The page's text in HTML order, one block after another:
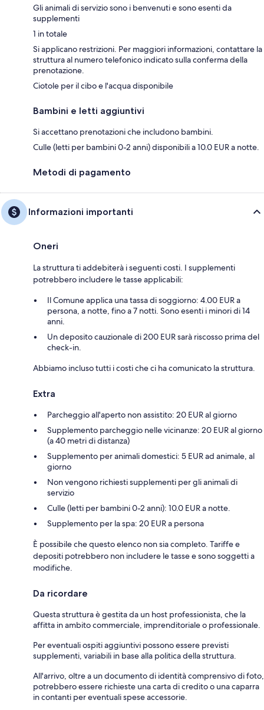
Gli animali di servizio sono i benvenuti e sono esenti da
supplementi
1 in totale
Si applicano restrizioni. Per maggiori informazioni, contattare la
struttura al numero telefonico indicato sulla conferma della
prenotazione.
Ciotole per il cibo e l'acqua disponibile
Bambini e letti aggiuntivi
Si accettano prenotazioni che includono bambini.
Culle (letti per bambini 0-2 anni) disponibili a 10.0 EUR a notte.
Metodi di pagamento
Informazioni importanti
Oneri
La struttura ti addebiterà i seguenti costi. I supplementi
potrebbero includere le tasse applicabili:
Il Comune applica una tassa di soggiorno: 4.00 EUR a
persona, a notte, fino a 7 notti. Sono esenti i minori di 14
anni.
Un deposito cauzionale di 200 EUR sarà riscosso prima del
check-in.
Abbiamo incluso tutti i costi che ci ha comunicato la struttura.
Extra
Parcheggio all'aperto non assistito: 20 EUR al giorno
Supplemento parcheggio nelle vicinanze: 20 EUR al giorno
(a 40 metri di distanza)
Supplemento per animali domestici: 5 EUR ad animale, al
giorno
Non vengono richiesti supplementi per gli animali di
servizio
Culle (letti per bambini 0-2 anni): 10.0 EUR a notte.
Supplemento per la spa: 20 EUR a persona
È possibile che questo elenco non sia completo. Tariffe e
depositi potrebbero non includere le tasse e sono soggetti a
modifiche.
Da ricordare
Questa struttura è gestita da un host professionista, che la
affitta in ambito commerciale, imprenditoriale o professionale.
Per eventuali ospiti aggiuntivi possono essere previsti
supplementi, variabili in base alla politica della struttura.
All'arrivo, oltre a un documento di identità comprensivo di foto,
potrebbero essere richieste una carta di credito o una caparra
in contanti per eventuali spese accessorie.